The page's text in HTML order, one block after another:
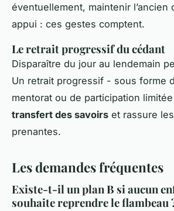
éventuellement, maintenir l’ancien
appui : ces gestes comptent.
Le retrait progressif du cédant
Disparaître du jour au lendemain
Un retrait progressif - sous forme
mentorat ou de participation
transfert des savoirs et rassure
prenantes.
Les demandes fréquentes
Existe-t-il un plan B si aucun
souhaite reprendre le flambeau